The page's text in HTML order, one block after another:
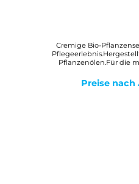
Cremige Bio-
Pflanzenölen.Für die
Menschen mit sensibler Haut
und
Preise